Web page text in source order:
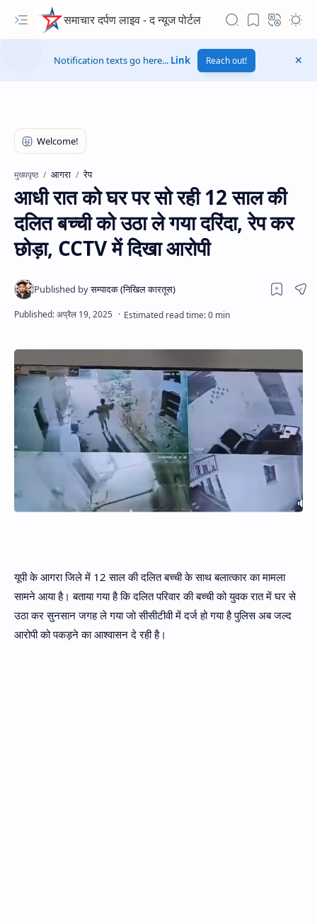
समाचार दर्पण लाइव - द न्यूज पोर्टल
Hidden Menu
Notification texts go here... Link Reach out!
मुख्यपृष्ठ आगरा रेप
आधी रात को घर पर सो रही 12 साल की
दलित बच्ची को उठा ले गया दरिंदा, रेप कर
छोड़ा, CCTV में दिखा आरोपी
यूपी के आगरा जिले में 12 साल की दलित बच्ची के साथ बलात्कार का मामला
सामने आया है। बताया गया है कि दलित परिवार की बच्ची को युवक रात में घर से
उठा कर सुनसान जगह ले गया जो सीसीटीवी में दर्ज हो गया है पुलिस अब जल्द
आरोपी को पकड़ने का आश्वासन दे रही है।